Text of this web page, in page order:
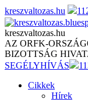
Skip
to
content
kreszvaltozas.hu
kreszvaltozas.hu
AZ ORFK-
BIZOTTSÁG
SEGÉLYHÍVÁS
Cikkek
Hírek